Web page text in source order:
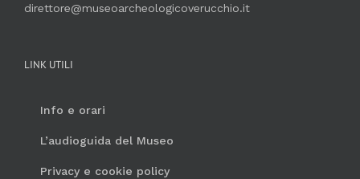
direttore@museoarcheologicoverucchio.it
LINK UTILI
Info e orari
L’audioguida del Museo
Privacy e cookie policy